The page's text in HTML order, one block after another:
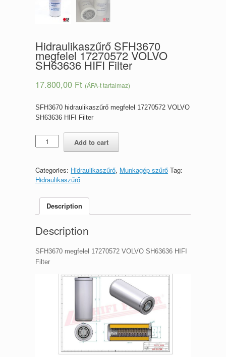
Hidraulikaszűrő SFH3670
megfelel 17270572 VOLVO
SH63636 HIFI Filter
17.800,00 Ft (ÁFA-t tartalmaz)
SFH3670 hidraulikaszűrő megfelel 17270572 VOLVO
SH63636 HIFI Filter
Hidraulikaszűrő
SFH3670
VOLVO
SH63636
Filter
quantity
Add to cart
Categories: Hidraulikaszűrő, Munkagép szűrő Tag:
Hidraulikaszűrő
Description
Description
SFH3670 megfelel 17270572 VOLVO SH63636 HIFI
Filter